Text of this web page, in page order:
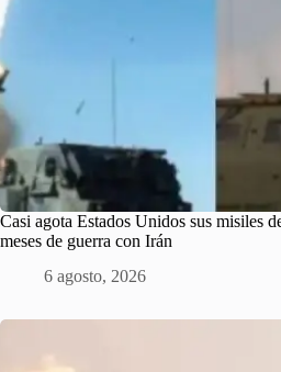
Casi agota Estados Unidos sus misiles
meses de guerra con Irán
6 agosto, 2026